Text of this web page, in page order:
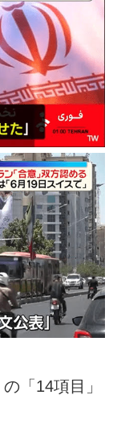
「14項目」